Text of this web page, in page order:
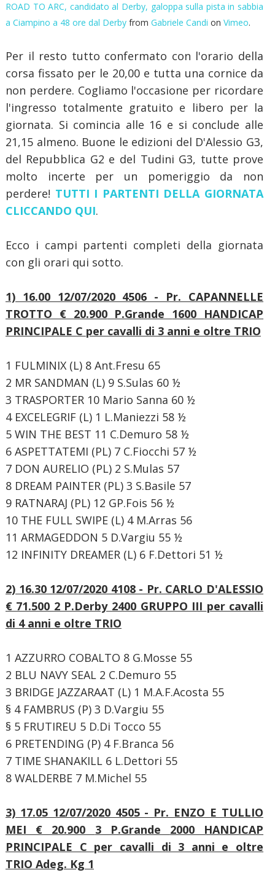
ROAD TO ARC, candidato al Derby, galoppa sulla pista in sabbia
a Ciampino a 48 ore dal Derbyfrom Gabriele Candi on Vimeo.
Per il resto tutto confermato con l'orario della
corsa fissato per le 20,00 e tutta una cornice da
non perdere. Cogliamo l'occasione per ricordare
l'ingresso totalmente gratuito e libero per la
giornata. Si comincia alle 16 e si conclude alle
21,15 almeno. Buone le edizioni del D'Alessio G3,
del Repubblica G2 e del Tudini G3, tutte prove
molto incerte per un pomeriggio da non
perdere! TUTTI I PARTENTI DELLA GIORNATA
CLICCANDO QUI.
Ecco i campi partenti completi della giornata
con gli orari qui sotto.
1) 16.00 12/07/2020 4506 - Pr. CAPANNELLE
TROTTO € 20.900P.Grande 1600 HANDICAP
PRINCIPALE C per cavalli di 3 anni e oltre TRIO
1 FULMINIX (L) 8 Ant.Fresu 65
2 MR SANDMAN (L) 9 S.Sulas 60 ½
3 TRASPORTER 10 Mario Sanna 60 ½
4 EXCELEGRIF (L) 1 L.Maniezzi 58 ½
5 WIN THE BEST 11 C.Demuro 58 ½
6 ASPETTATEMI (PL) 7 C.Fiocchi 57 ½
7 DON AURELIO (PL) 2 S.Mulas 57
8 DREAM PAINTER (PL) 3 S.Basile 57
9 RATNARAJ (PL) 12 GP.Fois 56 ½
10 THE FULL SWIPE (L) 4 M.Arras 56
11 ARMAGEDDON 5 D.Vargiu 55 ½
12 INFINITY DREAMER (L) 6 F.Dettori 51 ½
2) 16.30 12/07/2020 4108 - Pr. CARLO D'ALESSIO
€ 71.500 2 P.Derby 2400 GRUPPO III per cavalli
di 4 anni e oltre TRIO
1 AZZURRO COBALTO 8 G.Mosse 55
2 BLU NAVY SEAL 2 C.Demuro 55
3 BRIDGE JAZZARAAT (L) 1 M.A.F.Acosta 55
§ 4 FAMBRUS (P) 3 D.Vargiu 55
§ 5 FRUTIREU 5 D.Di Tocco 55
6 PRETENDING (P) 4 F.Branca 56
7 TIME SHANAKILL 6 L.Dettori 55
8 WALDERBE 7 M.Michel 55
3) 17.05 12/07/2020 4505 - Pr. ENZO E TULLIO
MEI € 20.900 3 P.Grande 2000 HANDICAP
PRINCIPALE C per cavalli di 3 anni e oltre
TRIO Adeg. Kg 1